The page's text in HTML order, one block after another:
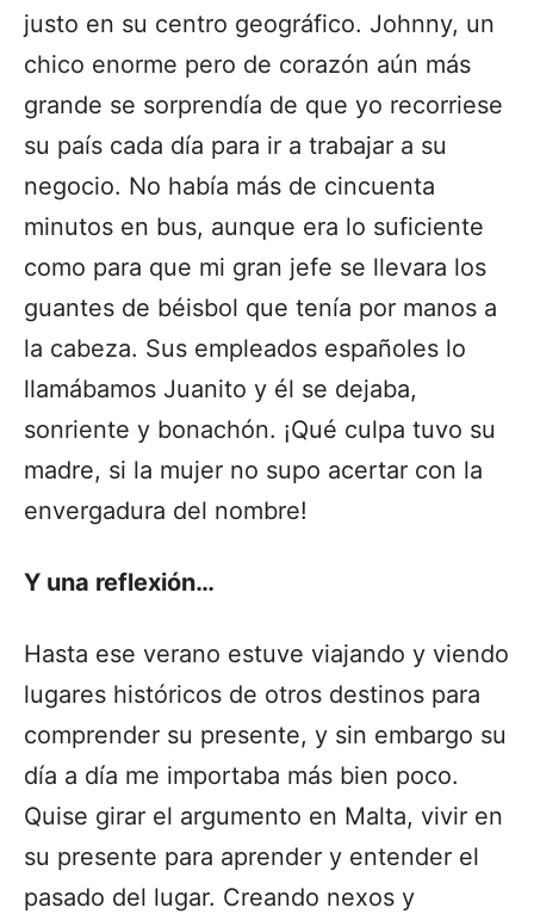
justo en su centro geográfico. Johnny, un
chico enorme pero de corazón aún más
grande se sorprendía de que yo recorriese
su país cada día para ir a trabajar a su
negocio. No había más de cincuenta
minutos en bus, aunque era lo suficiente
como para que mi gran jefe se llevara los
guantes de béisbol que tenía por manos a
la cabeza. Sus empleados españoles lo
llamábamos Juanito y él se dejaba,
sonriente y bonachón. ¡Qué culpa tuvo su
madre, si la mujer no supo acertar con la
envergadura del nombre!
Y una reflexión…
Hasta ese verano estuve viajando y viendo
lugares históricos de otros destinos para
comprender su presente, y sin embargo su
día a día me importaba más bien poco.
Quise girar el argumento en Malta, vivir en
su presente para aprender y entender el
pasado del lugar. Creando nexos y